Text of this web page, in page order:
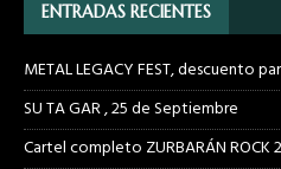
ENTRADAS RECIENTES
METAL LEGACY FEST, descuento
SU TA GAR , 25 de Septiembre
Cartel completo ZURBARÁN